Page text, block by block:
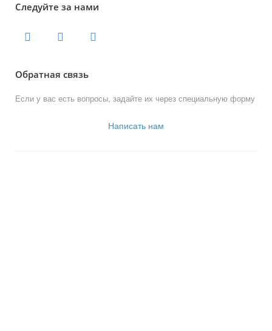
Следуйте за нами
Обратная связь
Если у вас есть вопросы, задайте их через специальную форму
Написать нам